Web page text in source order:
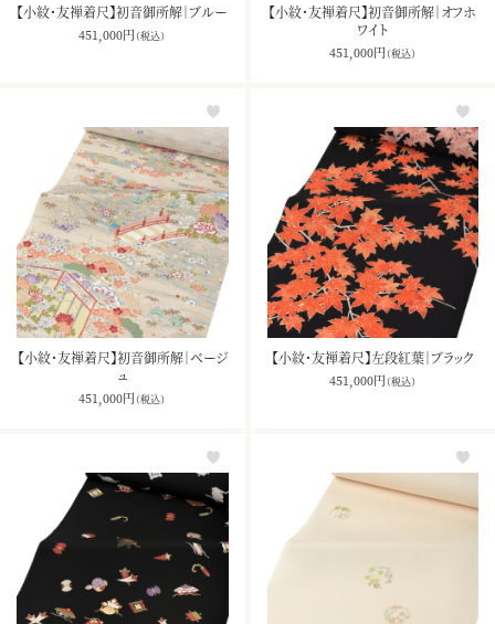
【小紋・友禅着尺】初音御所解｜ブルー
451,000円 （税込）
【小紋・友禅着尺】初音御所解｜オフホ
ワイト
451,000円 （税込）
【小紋・友禅着尺】初音御所解｜ベージ
ュ
451,000円 （税込）
【小紋・友禅着尺】左段紅葉｜ブラック
451,000円 （税込）